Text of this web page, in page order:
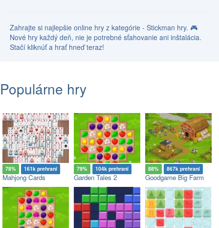
Zahrajte si najlepšie online hry z kategórie - Stickman hry. 🎮
Nové hry každý deň, nie je potrebné sťahovanie ani inštalácia.
Stačí kliknúť a hrať hneď teraz!
Populárne hry
78% 161k prehraní
Mahjong Cards
79% 104k prehraní
Garden Tales 2
88% 867k prehraní
Goodgame Big Farm